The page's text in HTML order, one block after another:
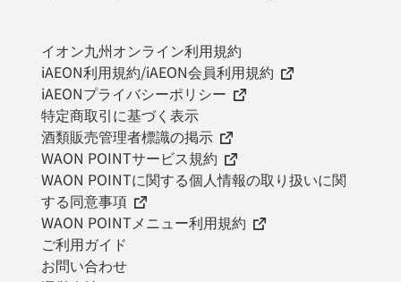
イオン九州オンライン利用規約
iAEON利用規約/iAEON会員利用規約
iAEONプライバシーポリシー
特定商取引に基づく表示
酒類販売管理者標識の掲示
WAON POINTサービス規約
WAON POINTに関する個人情報の取り扱いに関
する同意事項
WAON POINTメニュー利用規約
ご利用ガイド
お問い合わせ